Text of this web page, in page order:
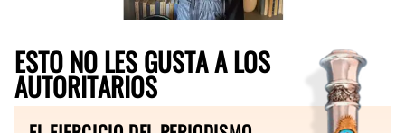
ESTO NO LES GUSTA A LOS
AUTORITARIOS